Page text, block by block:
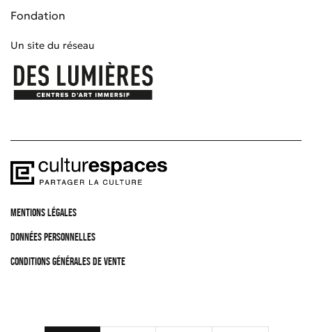
Fondation
Un site du réseau
MENTIONS LÉGALES
DONNÉES PERSONNELLES
CONDITIONS GÉNÉRALES DE VENTE